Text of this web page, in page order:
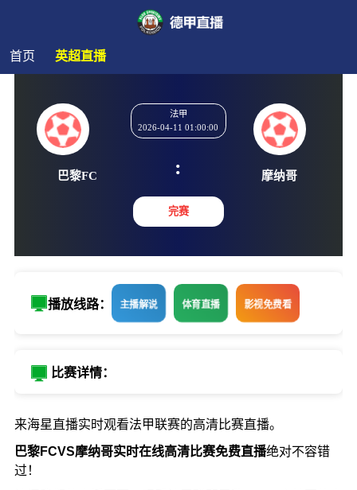
首页 英超直播
法甲
2026-04-11 01:00:00
:
完赛
播放线路： 主播解说 体育直播 影视免费看
比赛详情：
来海星直播实时观看法甲联赛的高清比赛直播。
巴黎FCVS摩纳哥实时在线高清比赛免费直播绝对不容错
过！